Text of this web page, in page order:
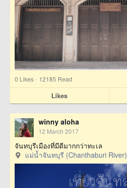
0 Likes · 12185 Read
Likes
winny aloha
12 March 2017
จันทบุรีเมืองที่มีดีมากกว่าทะเล
แม่น้ำจันทบุรี (Chanthaburi River)